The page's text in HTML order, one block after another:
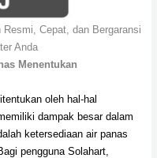
Cepat, dan Bergaransi
Anda
Menentukan
oleh hal-hal
dampak besar dalam
ketersediaan air panas
pengguna Solahart,